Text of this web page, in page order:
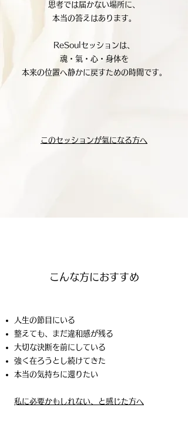
思考では届かない場所に、
本当の答えはあります。
ReSoulセッションは、
魂・氣・心・身体を
本来の位置へ静かに戻すための時間です。
このセッションが氣になる方へ
こんな方におすすめ
人生の節目にいる
整えても、まだ違和感が残る
大切な決断を前にしている
強く在ろうとし続けてきた
本当の気持ちに還りたい
​私に必要かもしれない、と感じた方へ